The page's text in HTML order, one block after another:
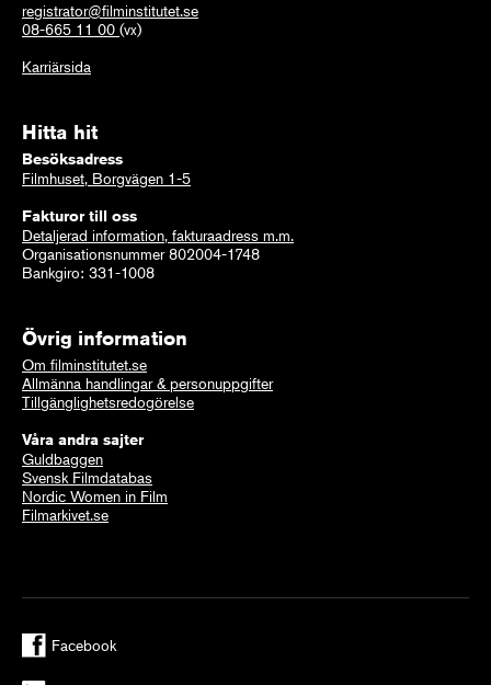
registrator@filminstitutet.se
08-665 11 00 (vx)
Karriärsida
Hitta hit
Besöksadress
Filmhuset, Borgvägen 1-5
Fakturor till oss
Detaljerad information, fakturaadress m.m.
Organisationsnummer 802004-1748
Bankgiro: 331-1008
Övrig information
Om filminstitutet.se
Allmänna handlingar & personuppgifter
Tillgänglighetsredogörelse
Våra andra sajter
Guldbaggen
Svensk Filmdatabas
Nordic Women in Film
Filmarkivet.se
Facebook